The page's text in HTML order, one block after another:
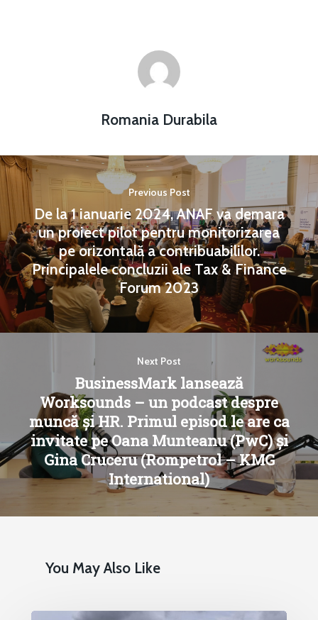
Romania Durabila
Previous Post
De la 1 ianuarie 2024, ANAF va demara
un proiect pilot pentru monitorizarea
pe orizontală a contribuabililor.
Principalele concluzii ale Tax & Finance
Forum 2023
Next Post
BusinessMark lansează
Worksounds – un podcast despre
muncă și HR. Primul episod le are ca
invitate pe Oana Munteanu (PwC) și
Gina Cruceru (Rompetrol – KMG
International)
You May Also Like